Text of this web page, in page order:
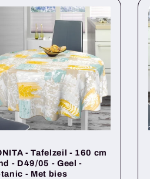
- Tafelzeil - 160 cm
- D49/05 - Geel -
- Met bies